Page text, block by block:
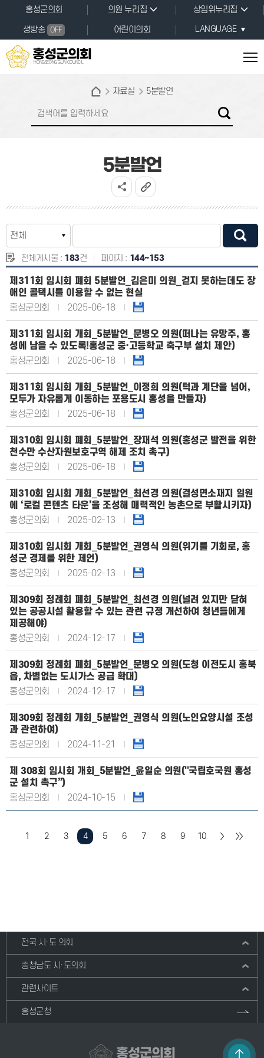
본문바로가기
홍성군의회 의원 누리집
상임위누리집
생방송
OFF 어린이의회 LANGUAGE
홍성군의회
HONGSEONG GUN COUNCIL
자료실 5분발언
5분발언
전체게시물 : 183건 페이지 : 144~153
제311회 임시회 폐회 5분발언_김은미 의원_걷지 못하는데도 장
애인 콜택시를 이용할 수 없는 현실
홍성군의회
2025-06-18
제311회 임시회 개회_5분발언_문병오 의원(떠나는 유망주, 홍
성에 남을 수 있도록!홍성군 중·고등학교 축구부 설치 제안)
홍성군의회
2025-06-18
제311회 임시회 개회_5분발언_이정희 의원(턱과 계단을 넘어,
모두가 자유롭게 이동하는 포용도시 홍성을 만들자)
홍성군의회
2025-06-18
제310회 임시회 폐회_5분발언_장재석 의원(홍성군 발전을 위한
천수만 수산자원보호구역 해제 조치 촉구)
홍성군의회
2025-06-18
제310회 임시회 개회_5분발언_최선경 의원(결성면소재지 일원
에 ‘로컬 콘텐츠 타운’을 조성해 매력적인 농촌으로 부활시키자)
홍성군의회
2025-02-13
제310회 임시회 개회_5분발언_권영식 의원(위기를 기회로, 홍
성군 경제를 위한 제언)
홍성군의회
2025-02-13
제309회 정례회 폐회_5분발언_최선경 의원(널려 있지만 닫혀
있는 공공시설 활용할 수 있는 관련 규정 개선하여 청년들에게
제공해야)
홍성군의회
2024-12-17
제309회 정례회 폐회_5분발언_문병오 의원(도청 이전도시 홍북
읍, 차별없는 도시가스 공급 확대)
홍성군의회
2024-12-17
제309회 정례회 개회_5분발언_권영식 의원(노인요양시설 조성
과 관련하여)
홍성군의회
2024-11-21
제 308회 임시회 개회_5분발언_윤일순 의원(''국립호국원 홍성
군 설치 촉구”)
홍성군의회
2024-10-15
1 2 3 4 5 6 7 8 9 10
전국 시·도 의회
충청남도 시·도의회
관련사이트
홍성군청
홍성군의회